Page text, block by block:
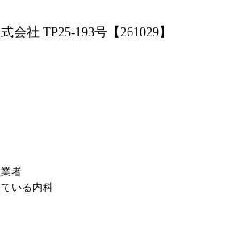
社 TP25-193号【261029】
者
いる内科